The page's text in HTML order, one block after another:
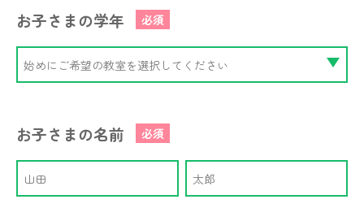
お子さまの学年 必須
お子さまの名前 必須